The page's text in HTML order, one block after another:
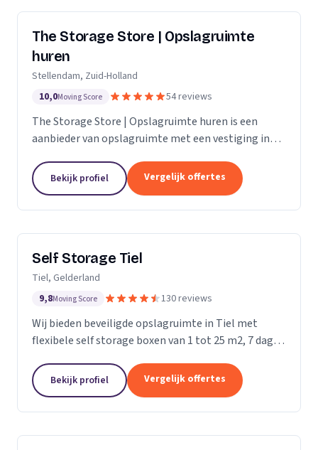
The Storage Store | Opslagruimte
huren
Stellendam, Zuid-Holland
10,0Moving Score 54 reviews
The Storage Store | Opslagruimte huren is een
aanbieder van opslagruimte met een vestiging in
Bekijk profiel Vergelijk offertes
Self Storage Tiel
Tiel, Gelderland
9,8Moving Score 130 reviews
Wij bieden beveiligde opslagruimte in Tiel met
flexibele self storage boxen van 1 tot 25 m2, 7 dagen
Bekijk profiel Vergelijk offertes